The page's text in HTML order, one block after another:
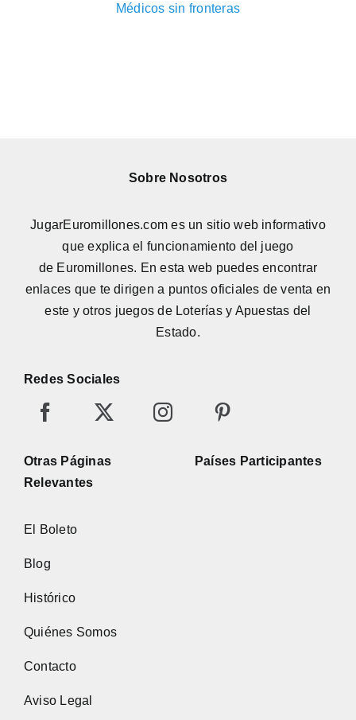
Médicos sin fronteras
Sobre Nosotros
JugarEuromillones.com es un sitio web informativo
que explica el funcionamiento del juego
de Euromillones. En esta web puedes encontrar
enlaces que te dirigen a puntos oficiales de venta en
este y otros juegos de Loterías y Apuestas del
Estado.
Redes Sociales
Otras Páginas
Relevantes
El Boleto
Blog
Histórico
Quiénes Somos
Contacto
Aviso Legal
Países Participantes